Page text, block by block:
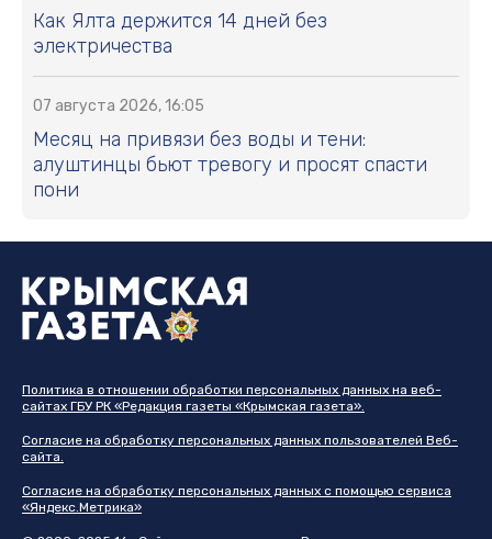
Как Ялта держится 14 дней без
электричества
07 августа 2026, 16:05
Месяц на привязи без воды и тени:
алуштинцы бьют тревогу и просят спасти
пони
Политика в отношении обработки персональных данных на веб-
сайтах ГБУ РК «Редакция газеты «Крымская газета».
Согласие на обработку персональных данных пользователей Веб-
сайта.
Согласие на обработку персональных данных с помощью сервиса
«Яндекс.Метрика»